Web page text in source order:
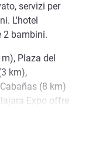
servizi per
L'hotel
2 bambini.
Plaza del
km),
(8 km)
Expo offre